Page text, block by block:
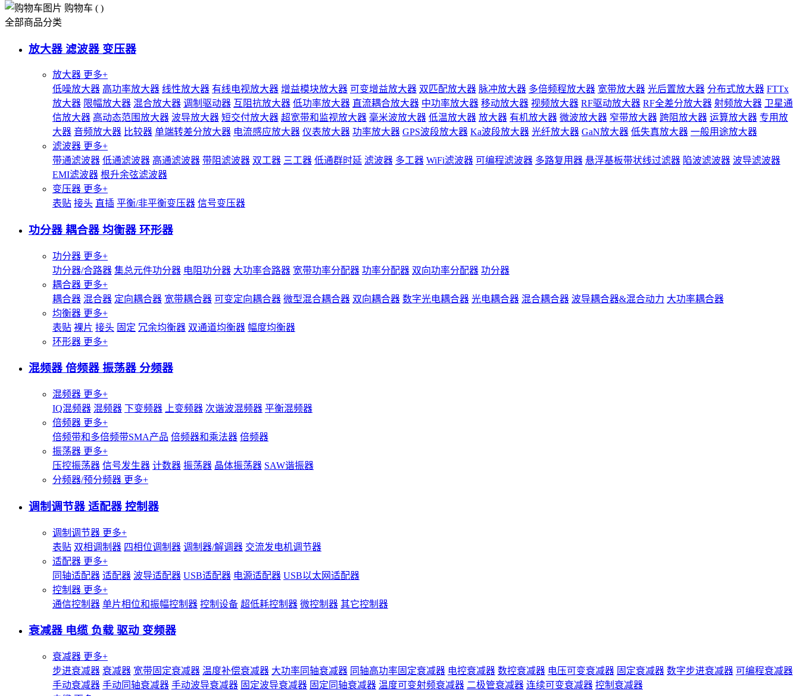
购物车 ( )
全部商品分类
放大器 滤波器 变压器
放大器 更多+
低噪放大器 高功率放大器 线性放大器 有线电视放大器 增益模块放大器 可变增益放大器 双匹配放大器 脉冲放大器 多倍频程放大器 宽带放大器 光后置放大器 分布式放大器 FTTx
放大器 限幅放大器 混合放大器 调制驱动器 互阻抗放大器 低功率放大器 直流耦合放大器 中功率放大器 移动放大器 视频放大器 RF驱动放大器 RF全差分放大器 射频放大器 卫星通
信放大器 高动态范围放大器 波导放大器 短交付放大器 超宽带和监视放大器 毫米波放大器 低温放大器 放大器 有机放大器 微波放大器 窄带放大器 跨阻放大器 运算放大器 专用放
大器 音频放大器 比较器 单端转差分放大器 电流感应放大器 仪表放大器 功率放大器 GPS波段放大器 Ka波段放大器 光纤放大器 GaN放大器 低失真放大器 一般用途放大器
滤波器 更多+
带通滤波器 低通滤波器 高通滤波器 带阻滤波器 双工器 三工器 低通群时延 滤波器 多工器 WiFi滤波器 可编程滤波器 多路复用器 悬浮基板带状线过滤器 陷波滤波器 波导滤波器
EMI滤波器 根升余弦滤波器
变压器 更多+
表贴 接头 直插 平衡/非平衡变压器 信号变压器
功分器 耦合器 均衡器 环形器
功分器 更多+
功分器/合路器 集总元件功分器 电阻功分器 大功率合路器 宽带功率分配器 功率分配器 双向功率分配器 功分器
耦合器 更多+
耦合器 混合器 定向耦合器 宽带耦合器 可变定向耦合器 微型混合耦合器 双向耦合器 数字光电耦合器 光电耦合器 混合耦合器 波导耦合器&混合动力 大功率耦合器
均衡器 更多+
表贴 裸片 接头 固定 冗余均衡器 双通道均衡器 幅度均衡器
环形器 更多+
混频器 倍频器 振荡器 分频器
混频器 更多+
IQ混频器 混频器 下变频器 上变频器 次谐波混频器 平衡混频器
倍频器 更多+
倍频带和多倍频带SMA产品 倍频器和乘法器 倍频器
振荡器 更多+
压控振荡器 信号发生器 计数器 振荡器 晶体振荡器 SAW谐振器
分频器/预分频器 更多+
调制调节器 适配器 控制器
调制调节器 更多+
表贴 双相调制器 四相位调制器 调制器/解调器 交流发电机调节器
适配器 更多+
同轴适配器 适配器 波导适配器 USB适配器 电源适配器 USB以太网适配器
控制器 更多+
通信控制器 单片相位和振幅控制器 控制设备 超低耗控制器 微控制器 其它控制器
衰减器 电缆 负载 驱动 变频器
衰减器 更多+
步进衰减器 衰减器 宽带固定衰减器 温度补偿衰减器 大功率同轴衰减器 同轴高功率固定衰减器 电控衰减器 数控衰减器 电压可变衰减器 固定衰减器 数字步进衰减器 可编程衰减器
手动衰减器 手动同轴衰减器 手动波导衰减器 固定波导衰减器 固定同轴衰减器 温度可变射频衰减器 二极管衰减器 连续可变衰减器 控制衰减器